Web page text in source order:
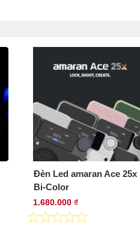
Đèn Led amaran Ace 25x
Bi-Color
1.680.000 ₫